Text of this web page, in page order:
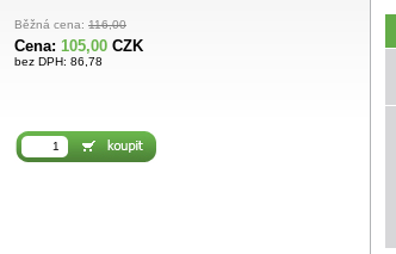
Běžná cena: 116,00
Cena: 105,00 CZK
bez DPH: 86,78